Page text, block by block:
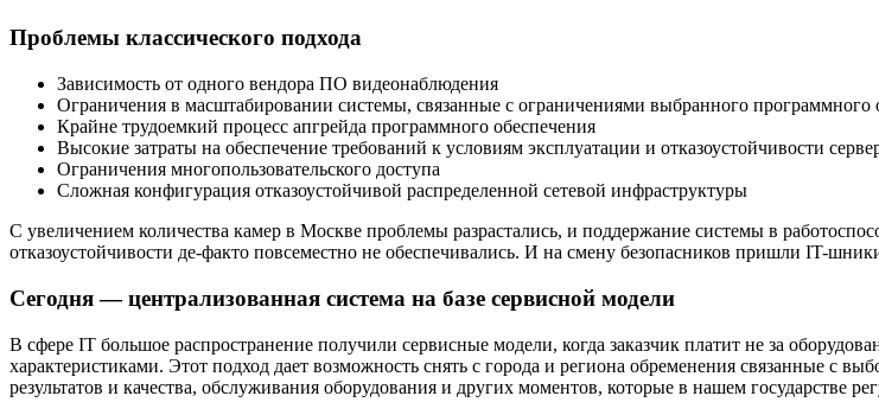
Проблемы классического подхода
Зависимость от одного вендора ПО видеонаблюдения
Ограничения в масштабировании системы, связанные с ограничениями выбранного программного
Крайне трудоемкий процесс апгрейда программного обеспечения
Высокие затраты на обеспечение требований к условиям эксплуатации и отказоустойчивости
Ограничения многопользовательского доступа
Сложная конфигурация отказоустойчивой распределенной сетевой инфраструктуры
С увеличением количества камер в Москве проблемы разрастались, и поддержание системы в
отказоустойчивости де-факто повсеместно не обеспечивались. И на смену безопасников пришли IT-
Сегодня — централизованная система на базе сервисной модели
В сфере IT большое распространение получили сервисные модели, когда заказчик платит не за
характеристиками. Этот подход дает возможность снять с города и региона обременения связанные с
результатов и качества, обслуживания оборудования и других моментов, которые в нашем государстве